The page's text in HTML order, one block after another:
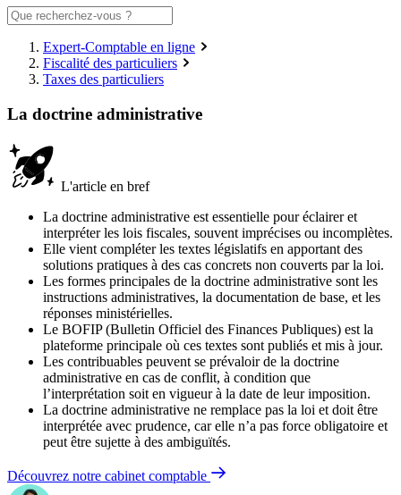
Expert-Comptable en ligne
Fiscalité des particuliers
Taxes des particuliers
La doctrine administrative
L'article en bref
La doctrine administrative est essentielle pour éclairer et
interpréter les lois fiscales, souvent imprécises ou incomplètes.
Elle vient compléter les textes législatifs en apportant des
solutions pratiques à des cas concrets non couverts par la loi.
Les formes principales de la doctrine administrative sont les
instructions administratives, la documentation de base, et les
réponses ministérielles.
Le BOFIP (Bulletin Officiel des Finances Publiques) est la
plateforme principale où ces textes sont publiés et mis à jour.
Les contribuables peuvent se prévaloir de la doctrine
administrative en cas de conflit, à condition que
l’interprétation soit en vigueur à la date de leur imposition.
La doctrine administrative ne remplace pas la loi et doit être
interprétée avec prudence, car elle n’a pas force obligatoire et
peut être sujette à des ambiguïtés.
Découvrez notre cabinet comptable